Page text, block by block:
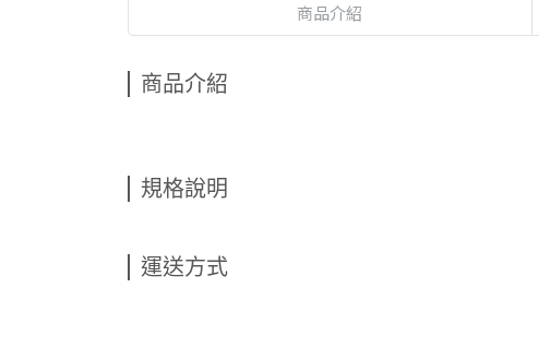
商品介紹
商品介紹
規格說明
運送方式